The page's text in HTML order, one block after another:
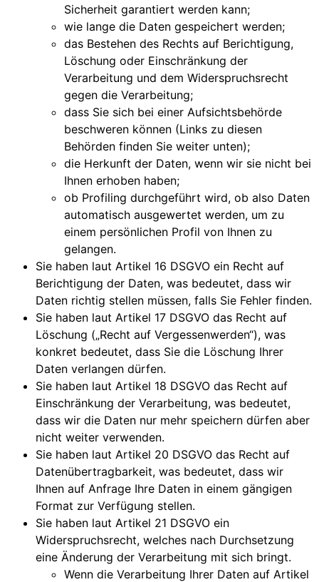
Sicherheit garantiert werden kann;
wie lange die Daten gespeichert werden;
das Bestehen des Rechts auf Berichtigung,
Löschung oder Einschränkung der
Verarbeitung und dem Widerspruchsrecht
gegen die Verarbeitung;
dass Sie sich bei einer Aufsichtsbehörde
beschweren können (Links zu diesen
Behörden finden Sie weiter unten);
die Herkunft der Daten, wenn wir sie nicht bei
Ihnen erhoben haben;
ob Profiling durchgeführt wird, ob also Daten
automatisch ausgewertet werden, um zu
einem persönlichen Profil von Ihnen zu
gelangen.
Sie haben laut Artikel 16 DSGVO ein Recht auf
Berichtigung der Daten, was bedeutet, dass wir
Daten richtig stellen müssen, falls Sie Fehler finden.
Sie haben laut Artikel 17 DSGVO das Recht auf
Löschung („Recht auf Vergessenwerden“), was
konkret bedeutet, dass Sie die Löschung Ihrer
Daten verlangen dürfen.
Sie haben laut Artikel 18 DSGVO das Recht auf
Einschränkung der Verarbeitung, was bedeutet,
dass wir die Daten nur mehr speichern dürfen aber
nicht weiter verwenden.
Sie haben laut Artikel 20 DSGVO das Recht auf
Datenübertragbarkeit, was bedeutet, dass wir
Ihnen auf Anfrage Ihre Daten in einem gängigen
Format zur Verfügung stellen.
Sie haben laut Artikel 21 DSGVO ein
Widerspruchsrecht, welches nach Durchsetzung
eine Änderung der Verarbeitung mit sich bringt.
Wenn die Verarbeitung Ihrer Daten auf Artikel